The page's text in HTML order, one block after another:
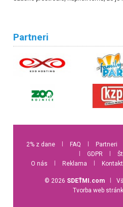
Partneri
2% z dane FAQ Partneri
GDPR
O nás
Reklama Kontakt
© 2026 SDEŤMI.com
Tvorba web